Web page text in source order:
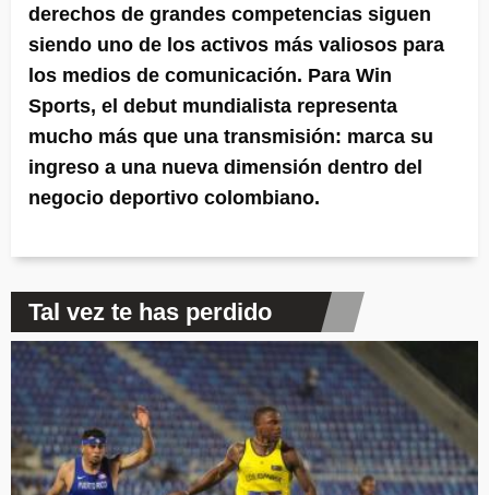
derechos de grandes competencias siguen
siendo uno de los activos más valiosos para
los medios de comunicación. Para Win
Sports, el debut mundialista representa
mucho más que una transmisión: marca su
ingreso a una nueva dimensión dentro del
negocio deportivo colombiano.
Tal vez te has perdido